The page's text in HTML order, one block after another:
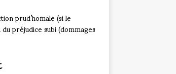
prud’homale (si le
préjudice subi (dommages